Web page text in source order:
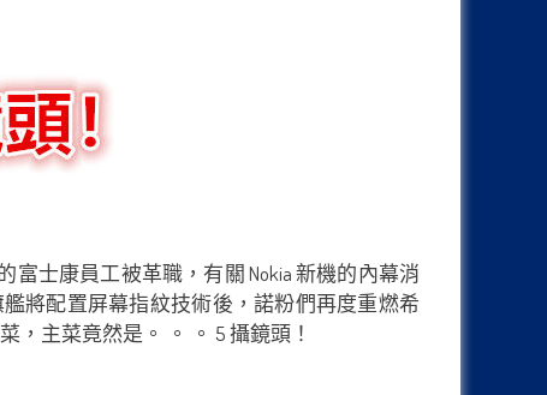
富士康員工被革職，有關 Nokia 新機的內幕消
艦將配置屏幕指紋技術後，諾粉們再度重燃希
，主菜竟然是。 。 。 5 攝鏡頭！